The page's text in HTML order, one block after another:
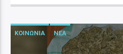
ΚΟΙΝΩΝΙΑ ΝΕΑ